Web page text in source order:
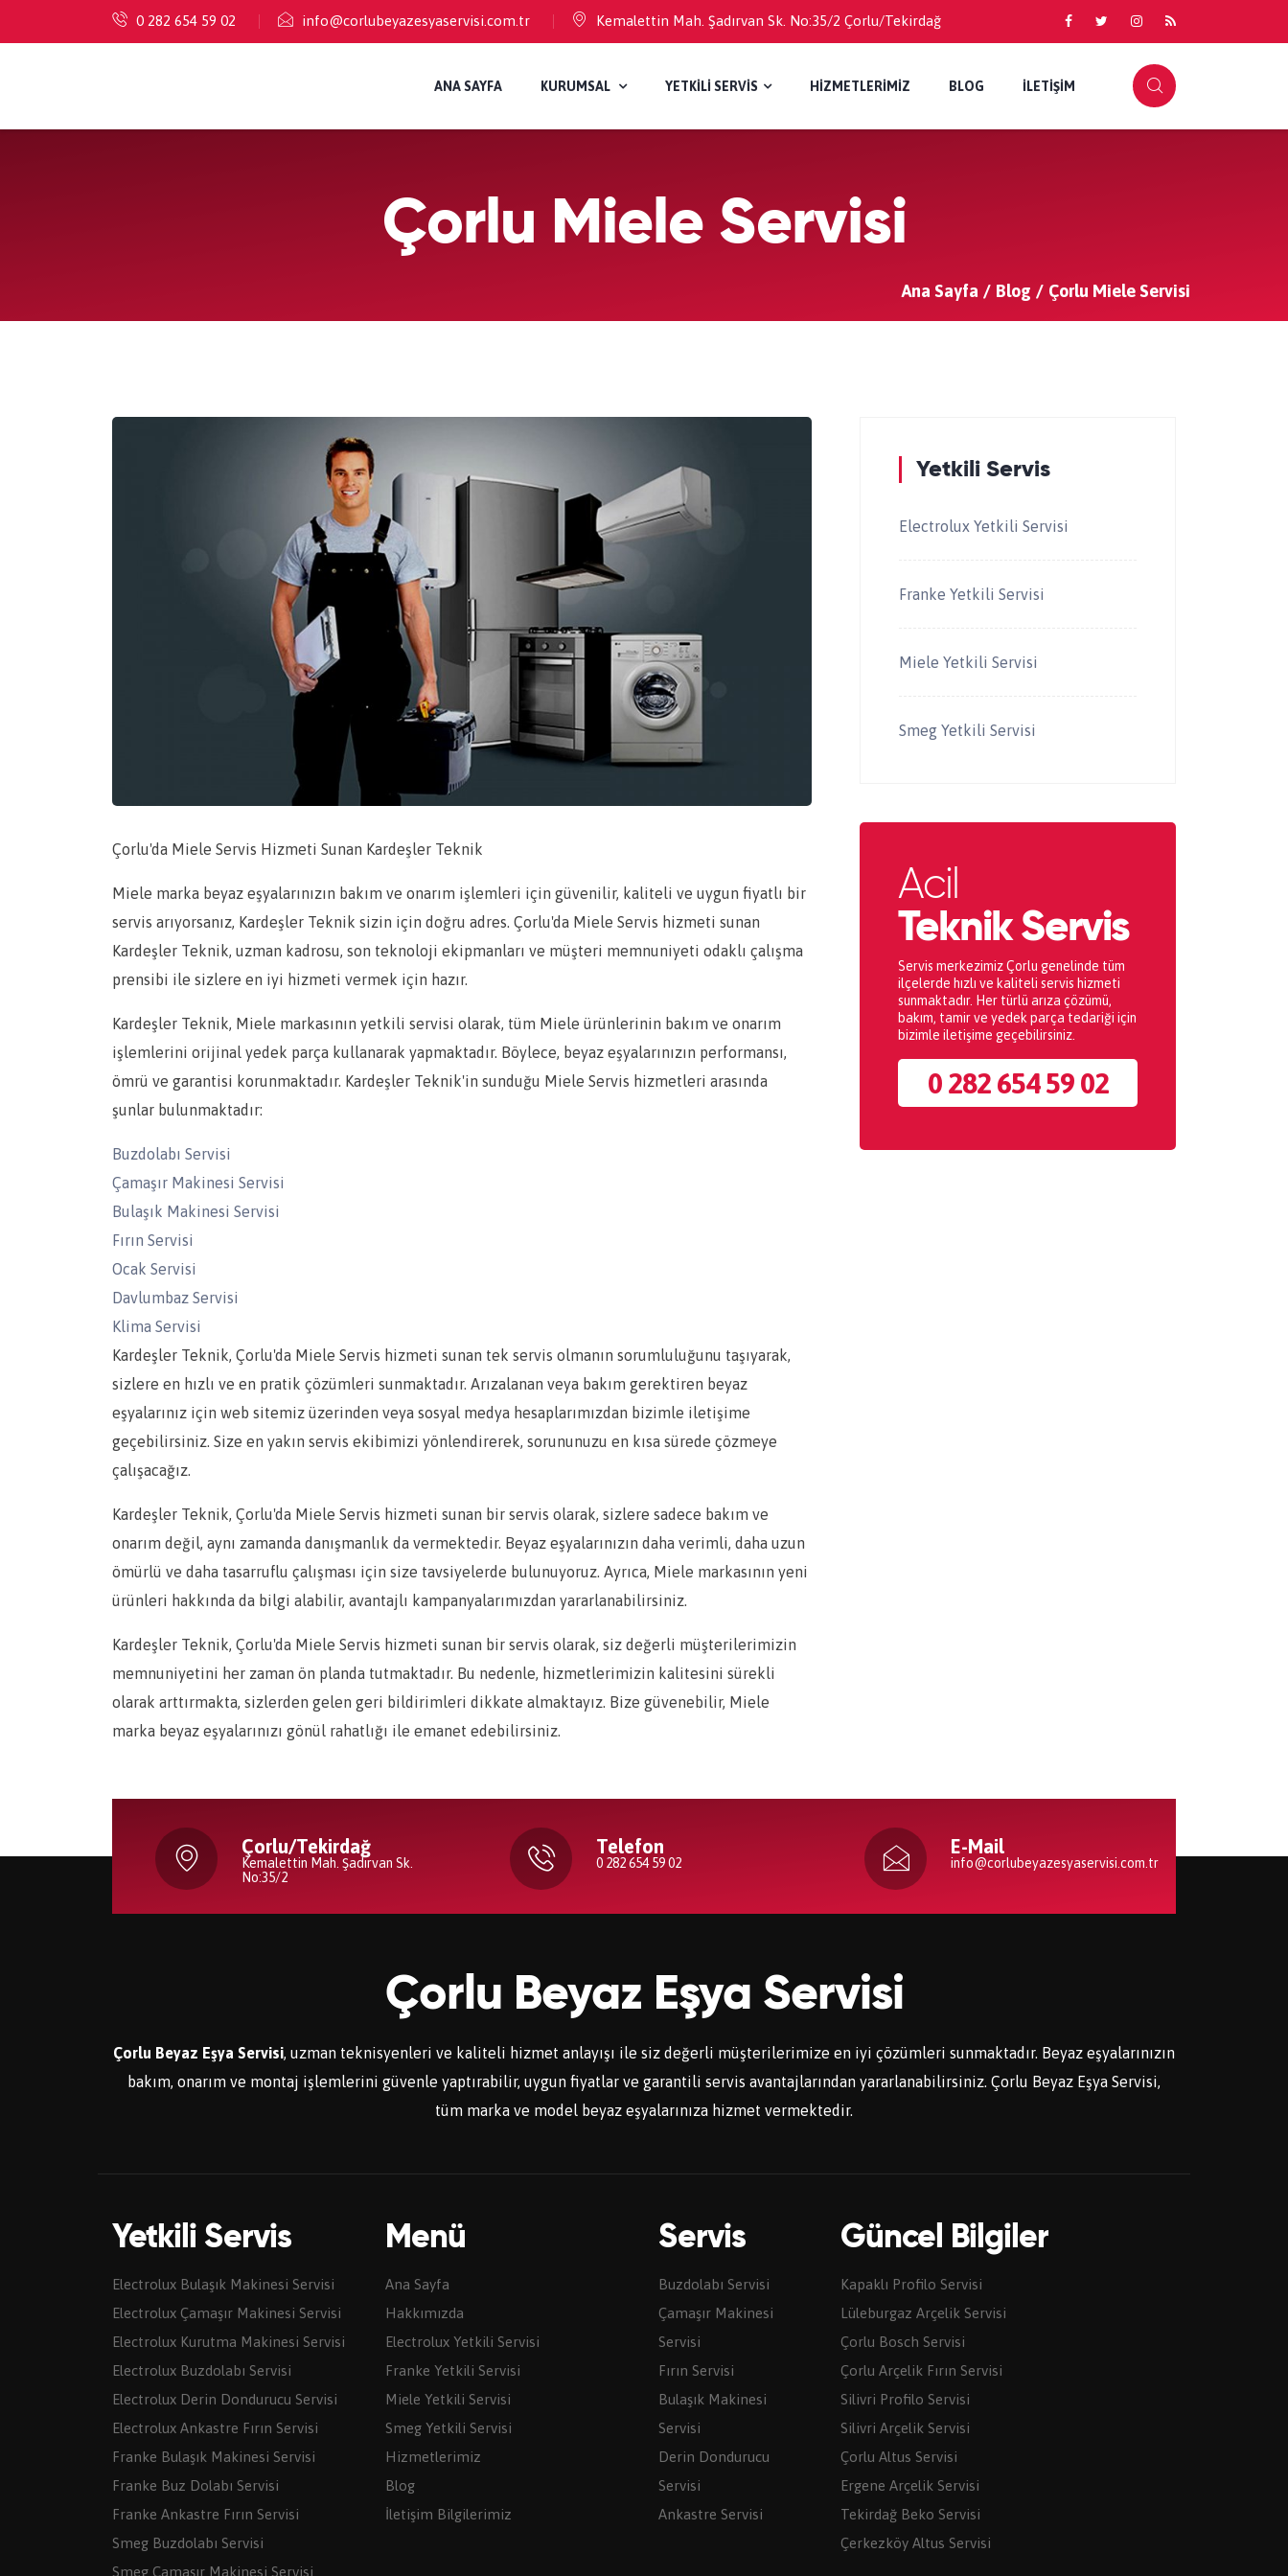
0 282 654 59 02 info@corlubeyazesyaservisi.com.tr Kemalettin Mah. Şadırvan Sk. No:35/2 Çorlu/Tekirdağ
ANA SAYFA KURUMSAL YETKİLİ SERVİS HİZMETLERİMİZ BLOG İLETİŞİM
Çorlu Miele Servisi
Ana Sayfa Blog Çorlu Miele Servisi
Çorlu'da Miele Servis Hizmeti Sunan Kardeşler Teknik
Miele marka beyaz eşyalarınızın bakım ve onarım işlemleri için güvenilir, kaliteli ve uygun fiyatlı bir
servis arıyorsanız, Kardeşler Teknik sizin için doğru adres. Çorlu'da Miele Servis hizmeti sunan
Kardeşler Teknik, uzman kadrosu, son teknoloji ekipmanları ve müşteri memnuniyeti odaklı çalışma
prensibi ile sizlere en iyi hizmeti vermek için hazır.
Kardeşler Teknik, Miele markasının yetkili servisi olarak, tüm Miele ürünlerinin bakım ve onarım
işlemlerini orijinal yedek parça kullanarak yapmaktadır. Böylece, beyaz eşyalarınızın performansı,
ömrü ve garantisi korunmaktadır. Kardeşler Teknik'in sunduğu Miele Servis hizmetleri arasında
şunlar bulunmaktadır:
Buzdolabı Servisi
Çamaşır Makinesi Servisi
Bulaşık Makinesi Servisi
Fırın Servisi
Ocak Servisi
Davlumbaz Servisi
Klima Servisi
Kardeşler Teknik, Çorlu'da Miele Servis hizmeti sunan tek servis olmanın sorumluluğunu taşıyarak,
sizlere en hızlı ve en pratik çözümleri sunmaktadır. Arızalanan veya bakım gerektiren beyaz
eşyalarınız için web sitemiz üzerinden veya sosyal medya hesaplarımızdan bizimle iletişime
geçebilirsiniz. Size en yakın servis ekibimizi yönlendirerek, sorununuzu en kısa sürede çözmeye
çalışacağız.
Kardeşler Teknik, Çorlu'da Miele Servis hizmeti sunan bir servis olarak, sizlere sadece bakım ve
onarım değil, aynı zamanda danışmanlık da vermektedir. Beyaz eşyalarınızın daha verimli, daha uzun
ömürlü ve daha tasarruflu çalışması için size tavsiyelerde bulunuyoruz. Ayrıca, Miele markasının yeni
ürünleri hakkında da bilgi alabilir, avantajlı kampanyalarımızdan yararlanabilirsiniz.
Kardeşler Teknik, Çorlu'da Miele Servis hizmeti sunan bir servis olarak, siz değerli müşterilerimizin
memnuniyetini her zaman ön planda tutmaktadır. Bu nedenle, hizmetlerimizin kalitesini sürekli
olarak arttırmakta, sizlerden gelen geri bildirimleri dikkate almaktayız. Bize güvenebilir, Miele
marka beyaz eşyalarınızı gönül rahatlığı ile emanet edebilirsiniz.
Yetkili Servis
Electrolux Yetkili Servisi
Franke Yetkili Servisi
Miele Yetkili Servisi
Smeg Yetkili Servisi
Acil
Teknik Servis
Servis merkezimiz Çorlu genelinde tüm
ilçelerde hızlı ve kaliteli servis hizmeti
sunmaktadır. Her türlü arıza çözümü,
bakım, tamir ve yedek parça tedariği için
bizimle iletişime geçebilirsiniz.
0 282 654 59 02
Çorlu/Tekirdağ
Kemalettin Mah. Şadırvan Sk.
No:35/2
Telefon
0 282 654 59 02
E-Mail
info@corlubeyazesyaservisi.com.tr
Çorlu Beyaz Eşya Servisi
Çorlu Beyaz Eşya Servisi , uzman teknisyenleri ve kaliteli hizmet anlayışı ile siz değerli müşterilerimize en iyi çözümleri sunmaktadır. Beyaz eşyalarınızın
bakım, onarım ve montaj işlemlerini güvenle yaptırabilir, uygun fiyatlar ve garantili servis avantajlarından yararlanabilirsiniz. Çorlu Beyaz Eşya Servisi,
tüm marka ve model beyaz eşyalarınıza hizmet vermektedir.
Yetkili Servis
Electrolux Bulaşık Makinesi Servisi
Electrolux Çamaşır Makinesi Servisi
Electrolux Kurutma Makinesi Servisi
Electrolux Buzdolabı Servisi
Electrolux Derin Dondurucu Servisi
Electrolux Ankastre Fırın Servisi
Franke Bulaşık Makinesi Servisi
Franke Buz Dolabı Servisi
Franke Ankastre Fırın Servisi
Smeg Buzdolabı Servisi
Smeg Çamaşır Makinesi Servisi
Menü
Ana Sayfa
Hakkımızda
Electrolux Yetkili Servisi
Franke Yetkili Servisi
Miele Yetkili Servisi
Smeg Yetkili Servisi
Hizmetlerimiz
Blog
İletişim Bilgilerimiz
Servis
Buzdolabı Servisi
Çamaşır Makinesi
Servisi
Fırın Servisi
Bulaşık Makinesi
Servisi
Derin Dondurucu
Servisi
Ankastre Servisi
Güncel Bilgiler
Kapaklı Profilo Servisi
Lüleburgaz Arçelik Servisi
Çorlu Bosch Servisi
Çorlu Arçelik Fırın Servisi
Silivri Profilo Servisi
Silivri Arçelik Servisi
Çorlu Altus Servisi
Ergene Arçelik Servisi
Tekirdağ Beko Servisi
Çerkezköy Altus Servisi